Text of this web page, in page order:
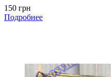
150 грн
Подробнее